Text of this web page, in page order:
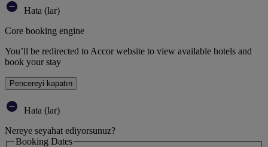
Hata (lar)
Core booking engine
You’ll be redirected to Accor website to view available hotels and
book your stay
Pencereyi kapatın
Hata (lar)
Nereye seyahat ediyorsunuz?
Booking Dates